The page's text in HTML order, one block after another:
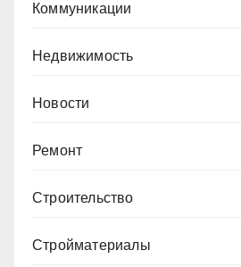
Коммуникации
Недвижимость
Новости
Ремонт
Строительство
Стройматериалы